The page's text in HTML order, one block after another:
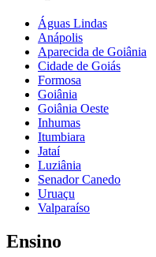
Águas Lindas
Anápolis
Aparecida de Goiânia
Cidade de Goiás
Formosa
Goiânia
Goiânia Oeste
Inhumas
Itumbiara
Jataí
Luziânia
Senador Canedo
Uruaçu
Valparaíso
Ensino